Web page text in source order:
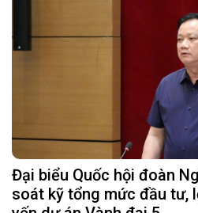
Đại biểu Quốc hội đoàn
soát kỹ tổng mức đầu tư,